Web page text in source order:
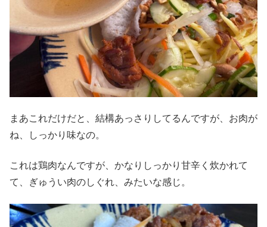
まあこれだけだと、結構あっさりしてるんですが、お肉が
ね、しっかり味なの。
これは鶏肉なんですが、かなりしっかり甘辛く炊かれて
て、ぎゅうい肉のしぐれ、みたいな感じ。